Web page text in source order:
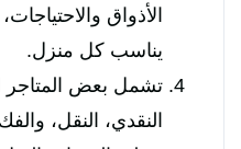
الأذواق
يناسب كل منزل.
تشمل بعض المتاجر
النقدي، النقل،